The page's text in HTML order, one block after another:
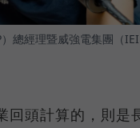
總經理暨威強電集團（
回頭計算的，則是